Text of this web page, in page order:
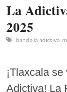
La
2025
banda la adictiva
¡Tlaxcala
Adictiva! La